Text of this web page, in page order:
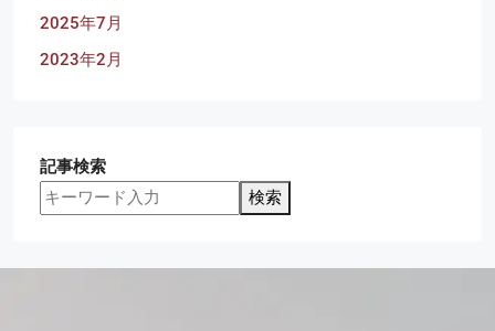
2025年7月
2023年2月
記事検索
検索